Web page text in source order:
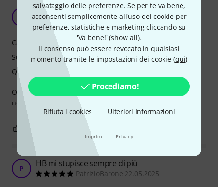
salvataggio delle preferenze. Se per te va bene,
acconsenti semplicemente all'uso dei cookie per
preferenze, statistiche e marketing cliccando su
'Va bene!' (show all).
Il consenso può essere revocato in qualsiasi
momento tramite le impostazioni dei cookie (qui)
Procediamo!
Rifiuta i cookies Ulteriori Informazioni
Imprint · Privacy
Harley Benton CLG-70SR CE SBK
Pepblues 05.01.2025
Ottima chitarra acustica, ha davvero un bel suono. Arrivata
nei tempi previsti.
Caratteristiche
Suono
Qualità
SEGNALA UN ABUSO
P HB mi stupisce sempre di più
PatrizioBarone 22.05.2025